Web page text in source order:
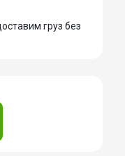
груз без